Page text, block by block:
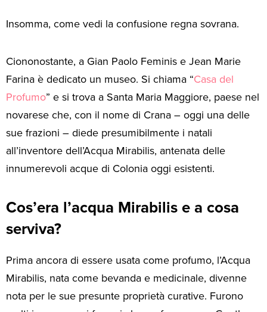
Insomma, come vedi la confusione regna sovrana.
Ciononostante, a Gian Paolo Feminis e Jean Marie
Farina è dedicato un museo. Si chiama “Casa del
Profumo” e si trova a Santa Maria Maggiore, paese nel
novarese che, con il nome di Crana – oggi una delle
sue frazioni – diede presumibilmente i natali
all’inventore dell’Acqua Mirabilis, antenata delle
innumerevoli acque di Colonia oggi esistenti.
Cos’era l’acqua Mirabilis e a cosa
serviva?
Prima ancora di essere usata come profumo, l’Acqua
Mirabilis, nata come bevanda e medicinale, divenne
nota per le sue presunte proprietà curative. Furono